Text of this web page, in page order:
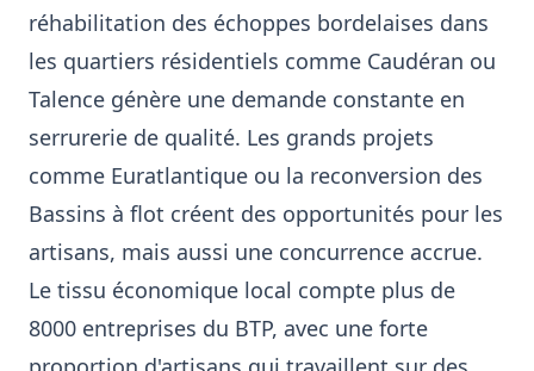
réhabilitation des échoppes bordelaises dans
les quartiers résidentiels comme Caudéran ou
Talence génère une demande constante en
serrurerie de qualité. Les grands projets
comme Euratlantique ou la reconversion des
Bassins à flot créent des opportunités pour les
artisans, mais aussi une concurrence accrue.
Le tissu économique local compte plus de
8000 entreprises du BTP, avec une forte